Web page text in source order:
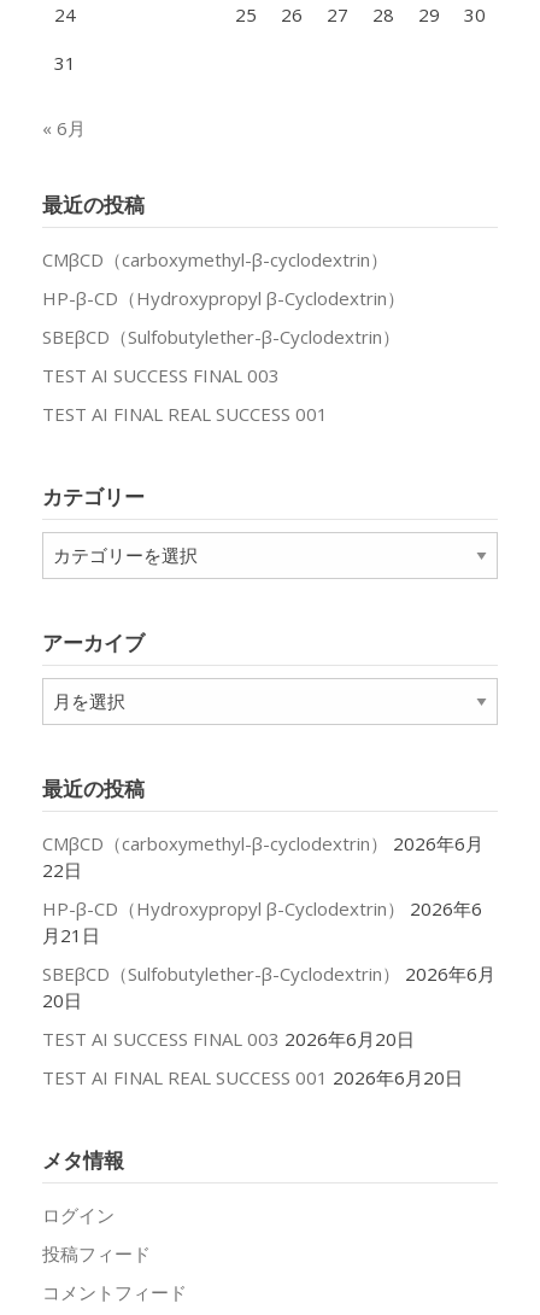
24
25 26 27 28 29
30
31
« 6月
最近の投稿
CMβCD（carboxymethyl-β-cyclodextrin）
HP-β-CD（Hydroxypropyl β-Cyclodextrin）
SBEβCD（Sulfobutylether-β-Cyclodextrin）
TEST AI SUCCESS FINAL 003
TEST AI FINAL REAL SUCCESS 001
カテゴリー
テ
ー
アーカイブ
ア
ー
ブ
最近の投稿
CMβCD（carboxymethyl-β-cyclodextrin）
2026年6月
22日
HP-β-CD（Hydroxypropyl β-Cyclodextrin）
2026年6
月21日
SBEβCD（Sulfobutylether-β-Cyclodextrin）
2026年6月
20日
TEST AI SUCCESS FINAL 003 2026年6月20日
TEST AI FINAL REAL SUCCESS 001 2026年6月20日
メタ情報
ログイン
投稿フィード
コメントフィード